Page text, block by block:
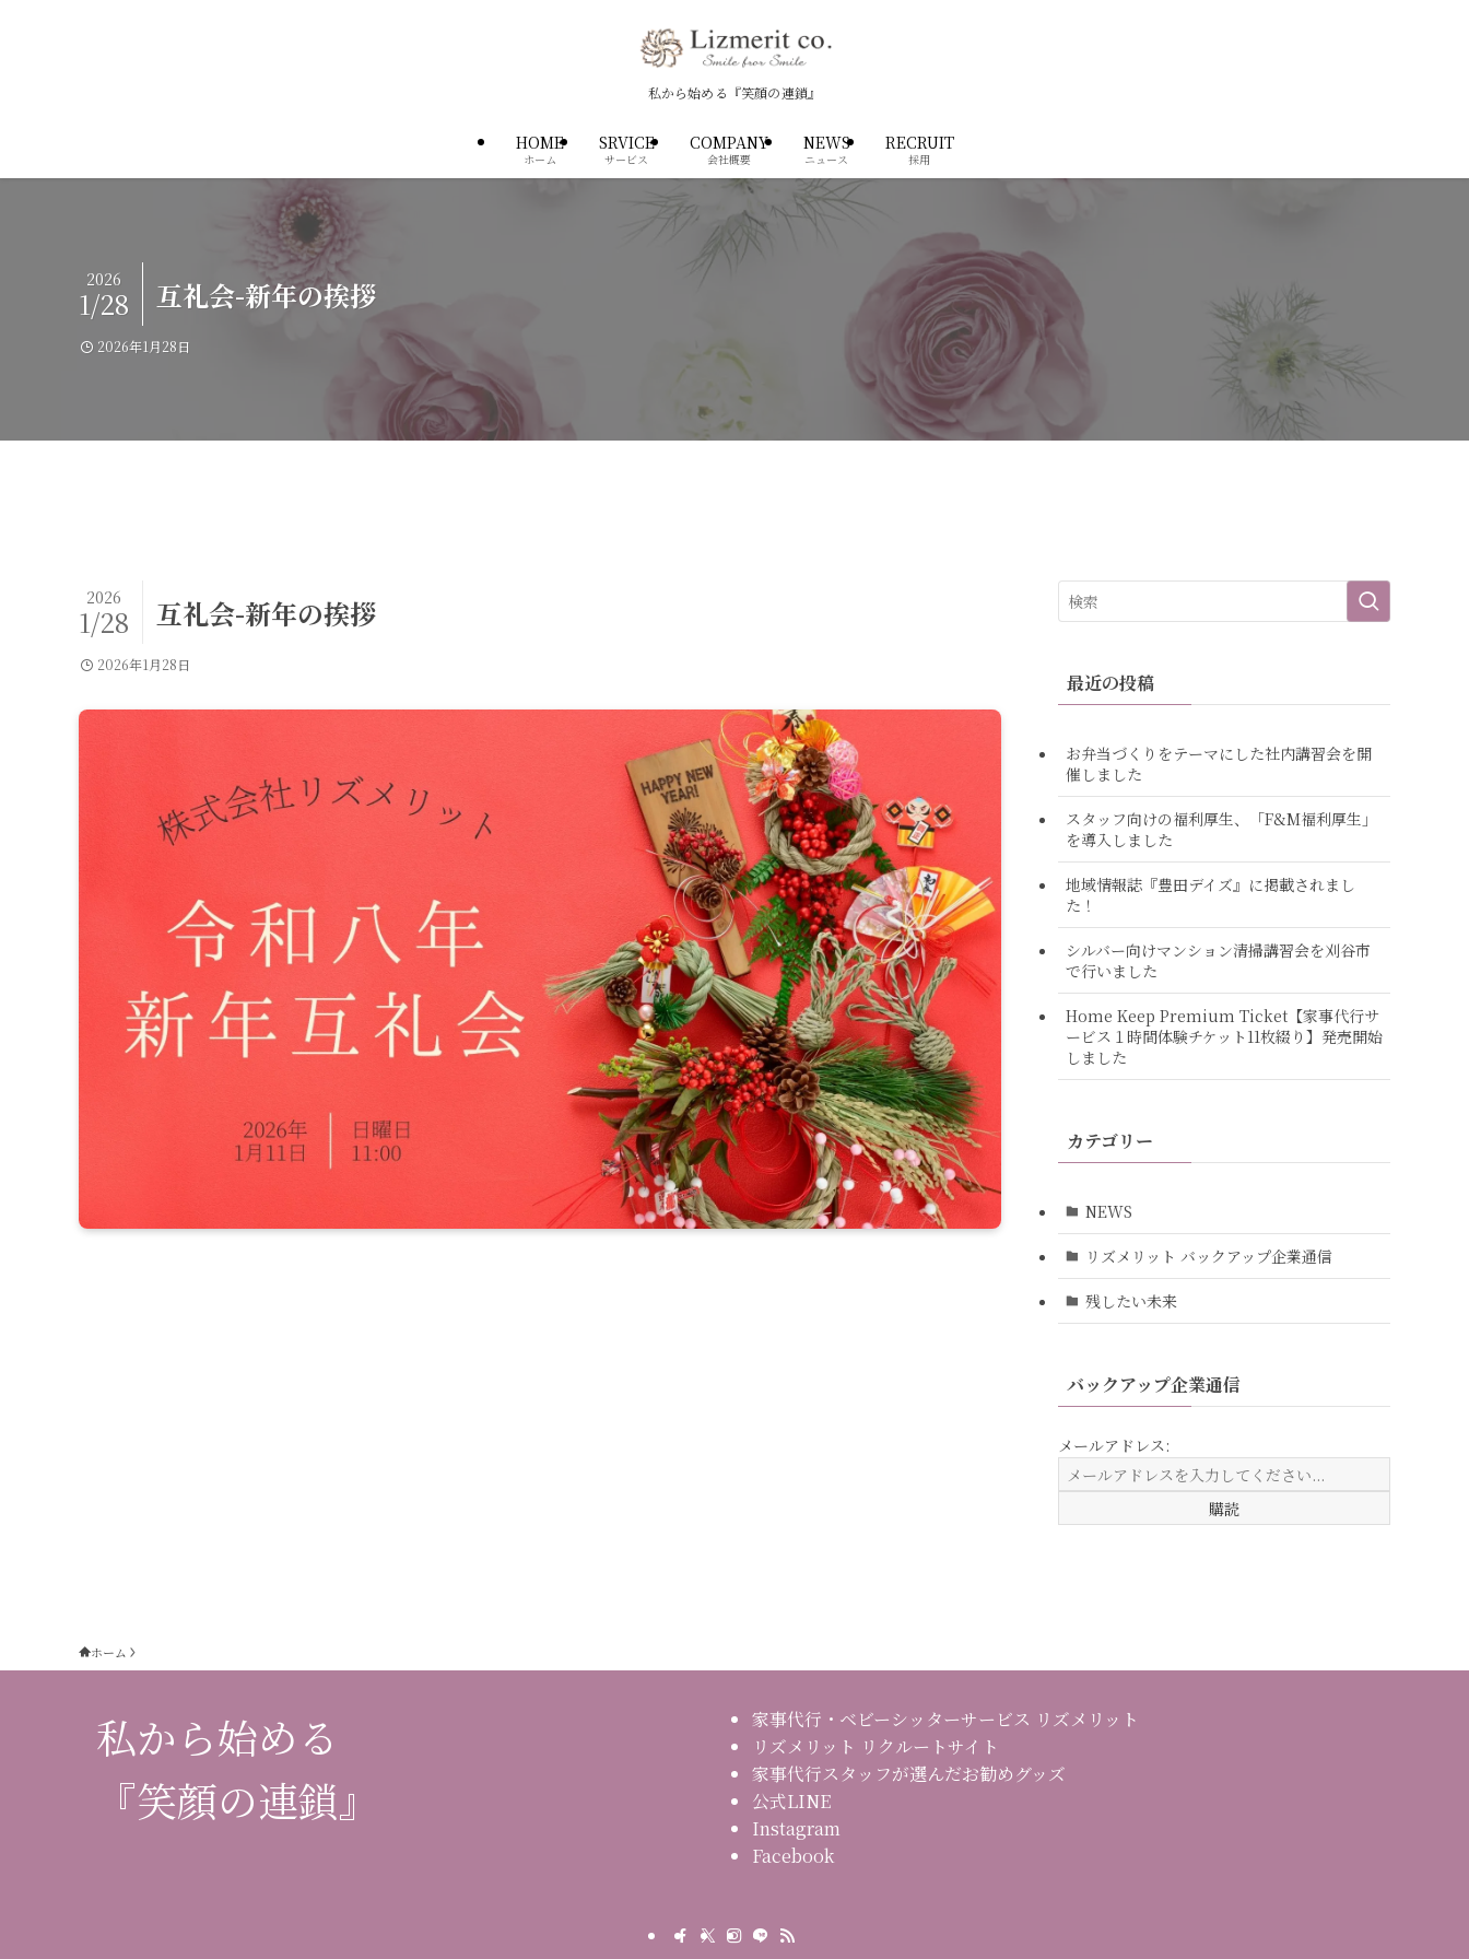
私から始める『笑顔の連鎖』
HOME
ホーム
SRVICE
サービス
COMPANY
会社概要
NEWS
ニュース
RECRUIT
採用
互礼会-新年の挨拶
2026
1/28
2026年1月28日
互礼会-新年の挨拶
2026
1/28
2026年1月28日
最近の投稿
お弁当づくりをテーマにした社内講習会を開
催しました
スタッフ向けの福利厚生、「F&M福利厚生」
を導入しました
地域情報誌『豊田デイズ』に掲載されまし
た！
シルバー向けマンション清掃講習会を刈谷市
で行いました
Home Keep Premium Ticket【家事代行サ
ービス１時間体験チケット11枚綴り】発売開始
しました
カテゴリー
NEWS
リズメリット バックアップ企業通信
残したい未来
バックアップ企業通信
メールアドレス:
ホーム
私から始める
『笑顔の連鎖』
家事代行・ベビーシッターサービス リズメリット
リズメリット リクルートサイト
家事代行スタッフが選んだお勧めグッズ
公式LINE
Instagram
Facebook